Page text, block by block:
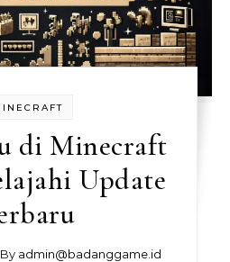
di Minecraft
Update
admin@badanggame.id